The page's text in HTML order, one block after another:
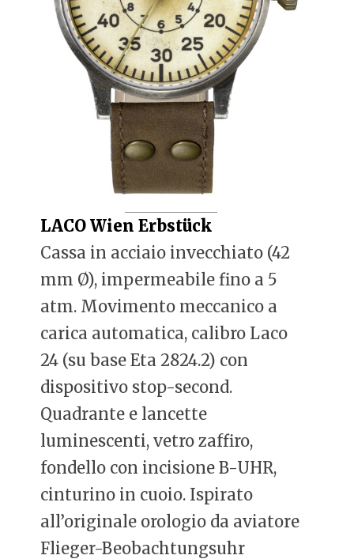
LACO Wien Erbstück
Cassa in acciaio invecchiato (42
mm Ø), impermeabile fino a 5
atm. Movimento meccanico a
carica automatica, calibro Laco
24 (su base Eta 2824.2) con
dispositivo stop-second.
Quadrante e lancette
luminescenti, vetro zaffiro,
fondello con incisione B-UHR,
cinturino in cuoio. Ispirato
all’originale orologio da aviatore
Flieger-Beobachtungsuhr